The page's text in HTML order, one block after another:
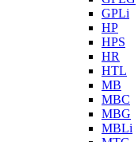
GPLi
HP
HPS
HR
HTL
MB
MBC
MBG
MBLi